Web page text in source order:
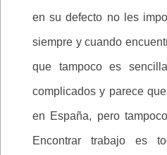
en su defecto no les
siempre y cuando
que tampoco es
complicados y parece
en España, pero
Encontrar trabajo es